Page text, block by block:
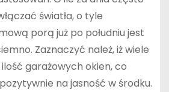
światła, o tyle
porą już po południu jest
Zaznaczyć należ, iż wiele
garażowych okien, co
na jasność w środku.